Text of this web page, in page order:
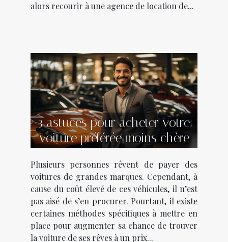
alors recourir à une agence de location de...
3 astuces pour acheter votre
voiture préférée moins chère
Plusieurs personnes rêvent de payer des
voitures de grandes marques. Cependant, à
cause du coût élevé de ces véhicules, il n’est
pas aisé de s’en procurer. Pourtant, il existe
certaines méthodes spécifiques à mettre en
place pour augmenter sa chance de trouver
la voiture de ses rêves à un prix...